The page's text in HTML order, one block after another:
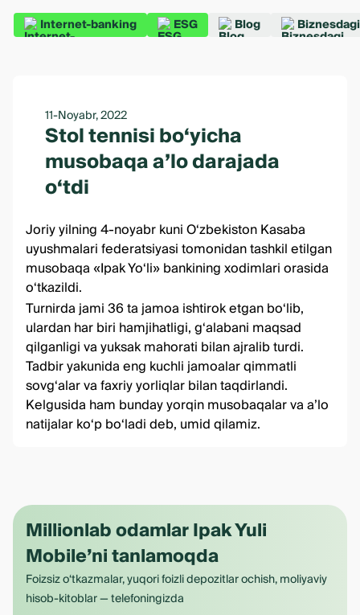
Internet-banking ESG Blog
11-Noyabr, 2022
Stol tennisi bo‘yicha
musobaqa a’lo darajada
o‘tdi
Joriy yilning 4-noyabr kuni O‘zbekiston Kasaba
uyushmalari federatsiyasi tomonidan tashkil etilgan
musobaqa «Ipak Yo‘li» bankining xodimlari orasida
o‘tkazildi.
Turnirda jami 36 ta jamoa ishtirok etgan bo‘lib,
ulardan har biri hamjihatligi, g‘alabani maqsad
qilganligi va yuksak mahorati bilan ajralib turdi.
Tadbir yakunida eng kuchli jamoalar qimmatli
sovg‘alar va faxriy yorliqlar bilan taqdirlandi.
Kelgusida ham bunday yorqin musobaqalar va a’lo
natijalar ko‘p bo‘ladi deb, umid qilamiz.
Millionlab odamlar Ipak Yuli
Mobile’ni tanlamoqda
Foizsiz o‘tkazmalar, yuqori foizli depozitlar ochish, moliyaviy
hisob-kitoblar — telefoningizda